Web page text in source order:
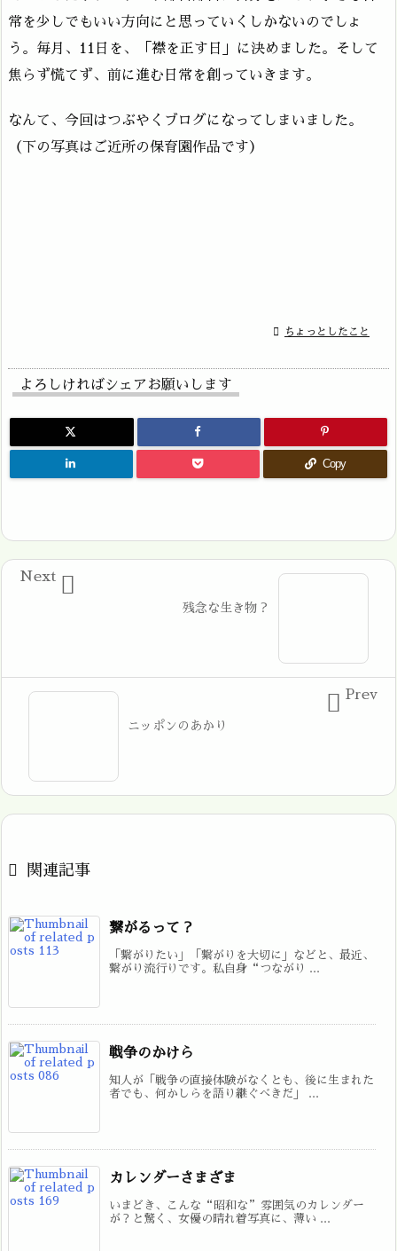
常を少しでもいい方向にと思っていくしかないのでしょ
う。毎月、11日を、「襟を正す日」に決めました。そして
焦らず慌てず、前に進む日常を創っていきます。
なんて、今回はつぶやくブログになってしまいました。
（下の写真はご近所の保育園作品です）
 ちょっとしたこと
よろしければシェアお願いします
Copy
残念な生き物？

Next
ニッポンのあかり
 Prev
 関連記事
繋がるって？
「繋がりたい」「繋がりを大切に」などと、最近、
繋がり流行りです。私自身“つながり ...
戦争のかけら
知人が「戦争の直接体験がなくとも、後に生まれた
者でも、何かしらを語り継ぐべきだ」 ...
カレンダーさまざま
いまどき、こんな“昭和な”雰囲気のカレンダー
が？と驚く、女優の晴れ着写真に、薄い ...